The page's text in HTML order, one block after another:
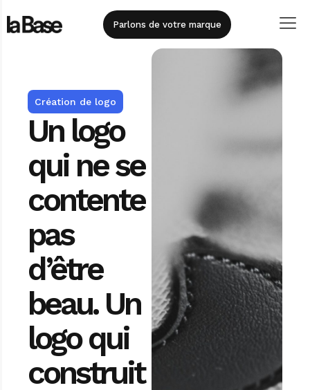
principal
Parlons de votre marque
Création de logo
Un logo
qui ne se
contente
pas
d’être
beau. Un
logo qui
construit